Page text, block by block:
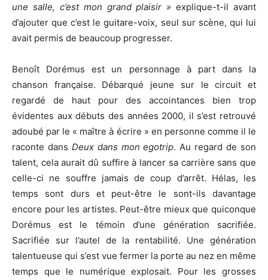
une salle, c’est mon grand plaisir » explique-t-il avant
d’ajouter que c’est le guitare-voix, seul sur scène, qui lui
avait permis de beaucoup progresser.
Benoît Dorémus est un personnage à part dans la
chanson française. Débarqué jeune sur le circuit et
regardé de haut pour des accointances bien trop
évidentes aux débuts des années 2000, il s’est retrouvé
adoubé par le « maître à écrire » en personne comme il le
raconte dans Deux dans mon egotrip. Au regard de son
talent, cela aurait dû suffire à lancer sa carrière sans que
celle-ci ne souffre jamais de coup d’arrêt. Hélas, les
temps sont durs et peut-être le sont-ils davantage
encore pour les artistes. Peut-être mieux que quiconque
Dorémus est le témoin d’une génération sacrifiée.
Sacrifiée sur l’autel de la rentabilité. Une génération
talentueuse qui s’est vue fermer la porte au nez en même
temps que le numérique explosait. Pour les grosses